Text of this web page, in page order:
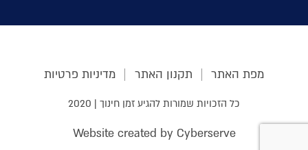
מפת האתר תקנון האתר מדיניות פרטיות
כל הזכויות שמורות להגיע זמן חינוך | 2020
Website created by Cyberserve